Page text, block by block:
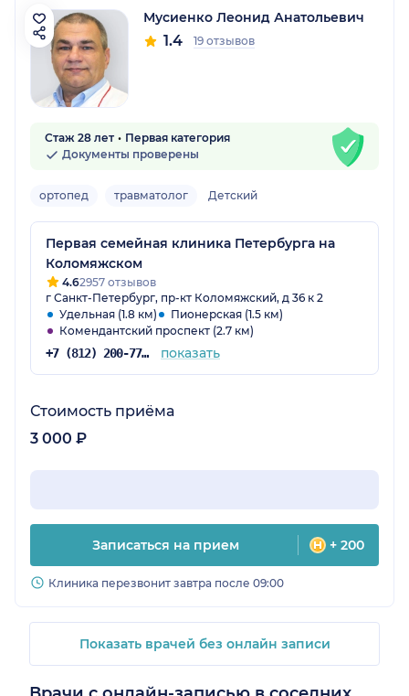
Мусиенко Леонид Анатольевич
1.4 19 отзывов
Стаж 28 лет
Первая категория
Документы проверены
ортопед травматолог Детский
Первая семейная клиника Петербурга на
Коломяжском
4.62957 отзывов
г Санкт-Петербург, пр-кт Коломяжский, д 36 к 2
Удельная (1.8 км)
Пионерская (1.5 км)
Комендантский проспект (2.7 км)
+7 (812) 200-77-54 показать
Стоимость приёма
3 000 ₽
Записаться на прием + 200
Клиника перезвонит завтра после 09:00
Показать врачей без онлайн записи